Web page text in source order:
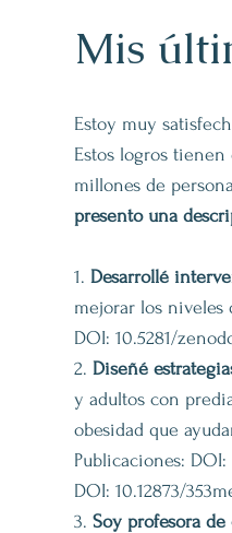
Mis
Estoy muy
Estos logros
millones de
presento una
1. Desarrollé
mejorar los niveles
DOI: 10.5281/
2. Diseñé
y adultos con
obesidad que
Publicaciones: DOI:
DOI: 10.12873/
3. Soy profesora